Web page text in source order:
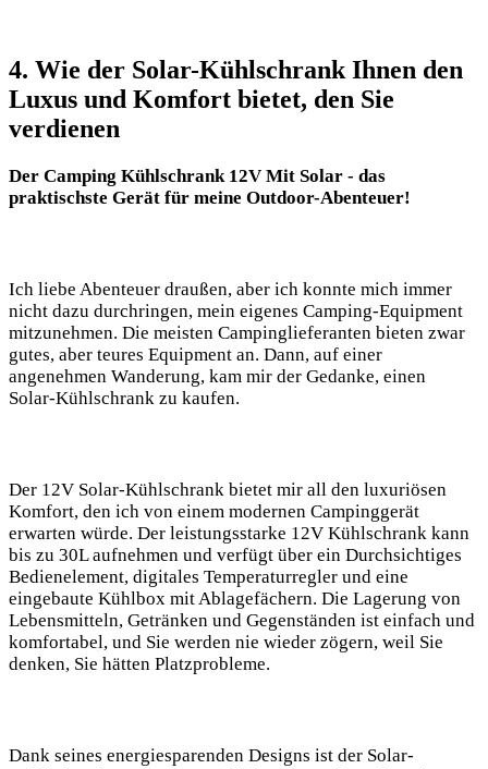
4. Wie ‌der Solar-Kühlschrank Ihnen den
‍Luxus ⁣und Komfort ‌bietet, den⁤ Sie
‍verdienen
Der Camping Kühlschrank 12V Mit Solar ⁣- das‌
praktischste ‌Gerät⁤ für ​meine Outdoor-Abenteuer!
Ich ‍liebe Abenteuer draußen, ⁣aber ich konnte mich‌ immer
nicht dazu⁤ durchringen, mein eigenes Camping-Equipment
mitzunehmen. Die meisten Campinglieferanten bieten zwar
gutes, aber teures Equipment​ an. Dann, ⁤auf einer
‍angenehmen Wanderung, ‍kam ‌mir der Gedanke, ‌einen
Solar-Kühlschrank zu kaufen.
Der 12V Solar-Kühlschrank⁢ bietet mir⁤ all den luxuriösen
Komfort, ‌den​ ich von einem modernen⁢ Campinggerät
erwarten würde. Der‌ leistungsstarke 12V Kühlschrank kann
bis ⁤zu 30L aufnehmen und verfügt über ein Durchsichtiges
Bedienelement, digitales Temperaturregler und eine
⁤eingebaute⁤ Kühlbox ‌mit Ablagefächern. Die Lagerung von
Lebensmitteln, ⁢Getränken und Gegenständen ist einfach ⁣und
komfortabel, und Sie werden nie wieder⁢ zögern, weil ⁣Sie
denken, Sie ⁤hätten Platzprobleme.
Dank seines energiesparenden Designs ist der Solar-